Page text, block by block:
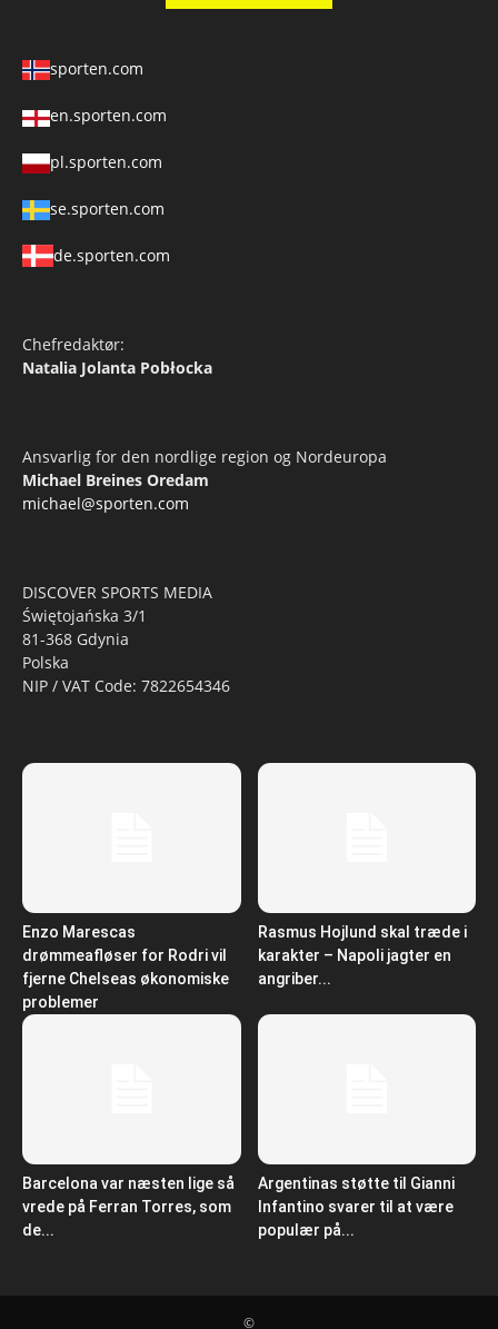
sporten.com
en.sporten.com
pl.sporten.com
se.sporten.com
de.sporten.com
Chefredaktør:
Natalia Jolanta Pobłocka
Ansvarlig for den nordlige region og Nordeuropa
Michael Breines Oredam
michael@sporten.com
DISCOVER SPORTS MEDIA
Świętojańska 3/1
81-368 Gdynia
Polska
NIP / VAT Code: 7822654346
Enzo Marescas
drømmeafløser for Rodri vil
fjerne Chelseas økonomiske
problemer
Rasmus Hojlund skal træde i
karakter – Napoli jagter en
angriber...
Barcelona var næsten lige så
vrede på Ferran Torres, som
de...
Argentinas støtte til Gianni
Infantino svarer til at være
populær på...
©